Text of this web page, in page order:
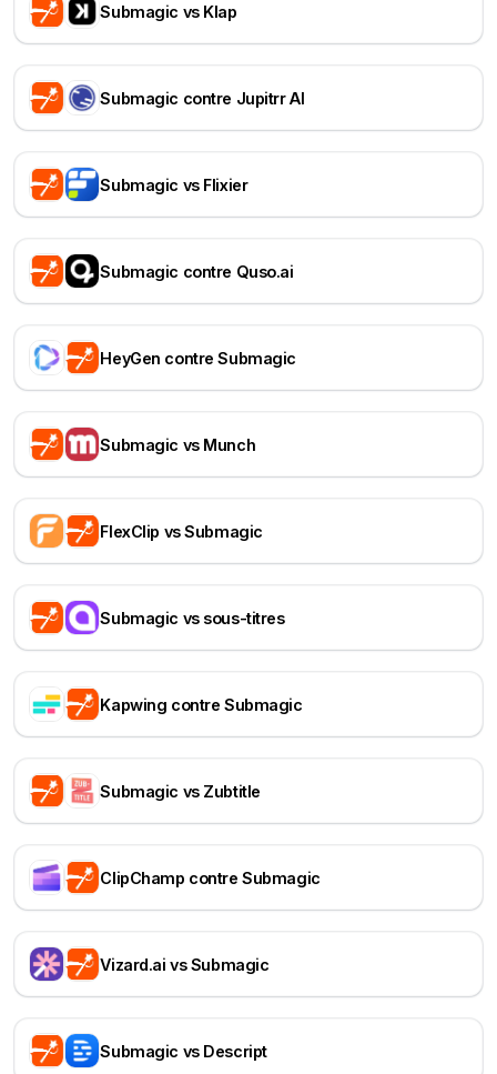
Submagic vs Klap
Submagic contre Jupitrr AI
Submagic vs Flixier
Submagic contre Quso.ai
HeyGen contre Submagic
Submagic vs Munch
FlexClip vs Submagic
Submagic vs sous-titres
Kapwing contre Submagic
Submagic vs Zubtitle
ClipChamp contre Submagic
Vizard.ai vs Submagic
Submagic vs Descript